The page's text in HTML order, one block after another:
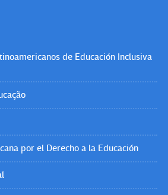
de Educación Inclusiva
por el Derecho a la Educación